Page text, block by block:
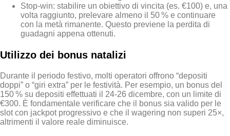
Stop‑win: stabilire un obiettivo di vincita (es. €100) e, una
volta raggiunto, prelevare almeno il 50 % e continuare
con la metà rimanente. Questo previene la perdita di
guadagni appena ottenuti.
Utilizzo dei bonus natalizi
Durante il periodo festivo, molti operatori offrono “depositi
doppi” o “giri extra” per le festività. Per esempio, un bonus del
150 % su depositi effettuati il 24‑26 dicembre, con un limite di
€300. È fondamentale verificare che il bonus sia valido per le
slot con jackpot progressivo e che il wagering non superi 25×,
altrimenti il valore reale diminuisce.